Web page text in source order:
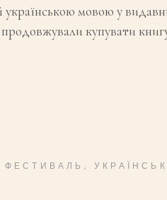
українською мовою у
купувати книгу
,